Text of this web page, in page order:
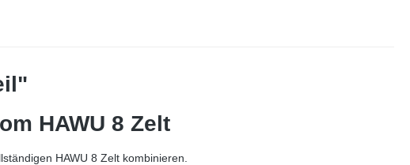
HAWU 8 Zelt
HAWU 8 Zelt kombinieren.